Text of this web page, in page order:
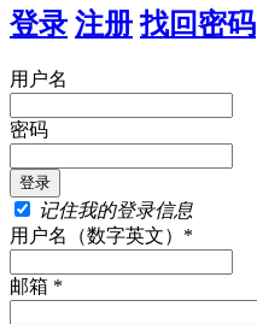
登录 注册 找回密码
用户名
密码
记住我的登录信息
用户名（数字英文）*
邮箱 *